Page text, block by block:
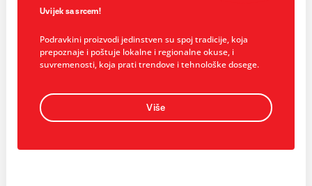
Uvijek sa srcem!
Podravkini proizvodi jedinstven su spoj tradicije, koja
prepoznaje i poštuje lokalne i regionalne okuse, i
suvremenosti, koja prati trendove i tehnološke dosege.
Više